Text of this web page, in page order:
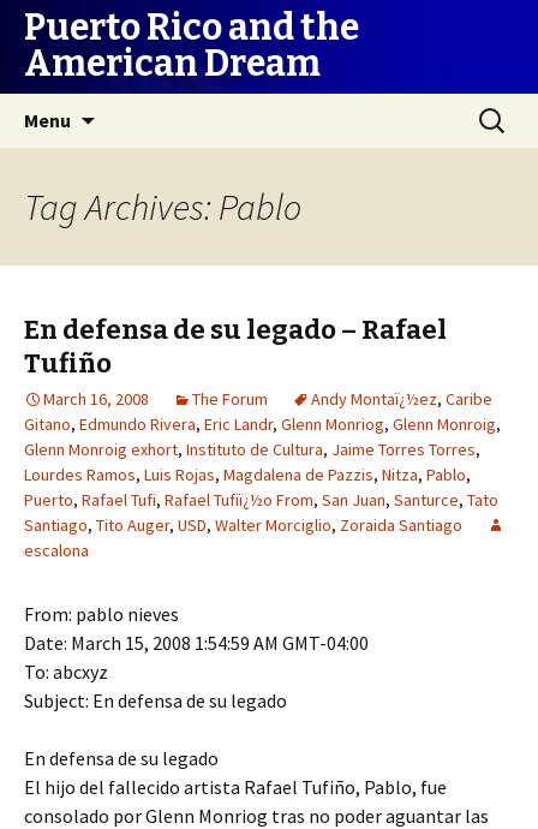
Puerto Rico and the
American Dream
Menu
Search
for:
Tag Archives: Pablo
En defensa de su legado – Rafael
Tufiño
March 16, 2008 The Forum Andy Montaï¿½ez, Caribe
Gitano, Edmundo Rivera, Eric Landr, Glenn Monriog, Glenn Monroig,
Glenn Monroig exhort, Instituto de Cultura, Jaime Torres Torres,
Lourdes Ramos, Luis Rojas, Magdalena de Pazzis, Nitza, Pablo,
Puerto, Rafael Tufi, Rafael Tufiï¿½o From, San Juan, Santurce, Tato
Santiago, Tito Auger, USD, Walter Morciglio, Zoraida Santiago
escalona
From: pablo nieves
Date: March 15, 2008 1:54:59 AM GMT-04:00
To: abcxyz
Subject: En defensa de su legado
En defensa de su legado
El hijo del fallecido artista Rafael Tufiño, Pablo, fue
consolado por Glenn Monriog tras no poder aguantar las